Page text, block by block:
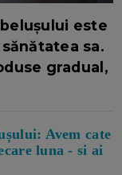
este
sa.
gradual,
Avem cate
luna - si ai